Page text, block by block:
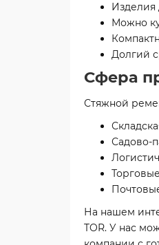
Изделия
Можно
Долгий
Сфера
Стяжной
Садово-
На нашем
TOR. У нас